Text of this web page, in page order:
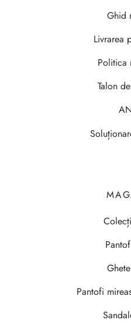
Ghid
Livrarea
Politica
Talon
Pantofi